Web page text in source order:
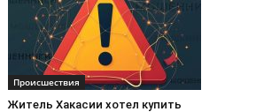
Происшествия
Житель Хакасии хотел купить